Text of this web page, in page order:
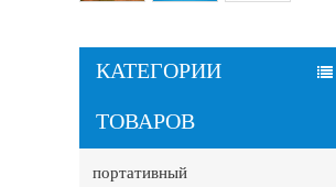
КАТЕГОРИИ
ТОВАРОВ
портативный